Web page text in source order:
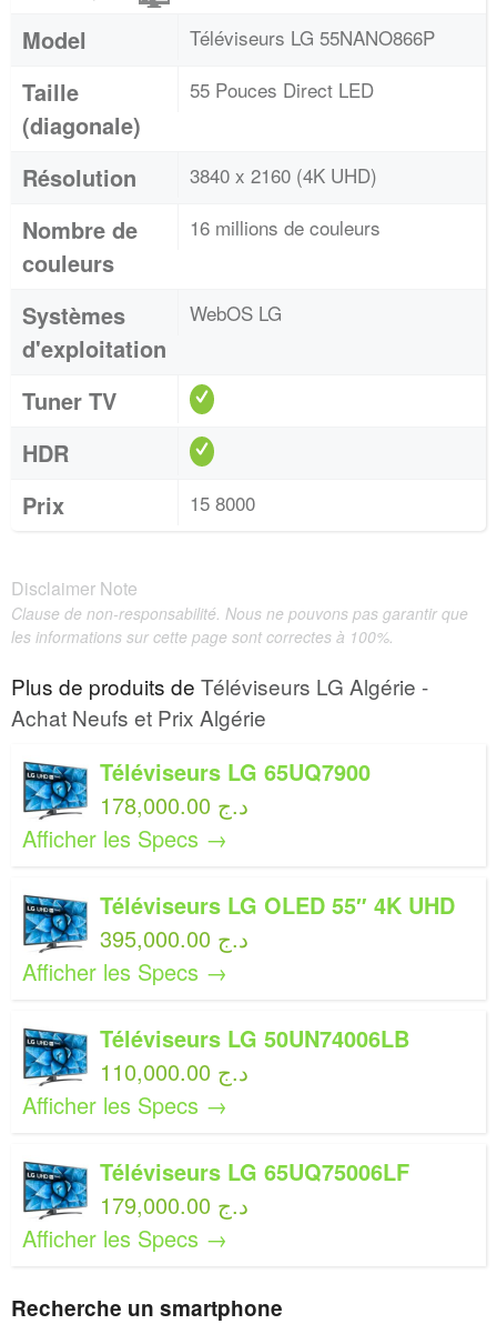
Model Téléviseurs LG 55NANO866P
Taille
(diagonale)
55 Pouces Direct LED
Résolution 3840 x 2160 (4K UHD)
Nombre de
couleurs
16 millions de couleurs
Systèmes
d'exploitation
WebOS LG
Tuner TV
HDR
Prix
15 8000
Disclaimer Note
Clause de non-responsabilité. Nous ne pouvons pas garantir que
les informations sur cette page sont correctes à 100%.
Plus de produits de Téléviseurs LG Algérie -
Achat Neufs et Prix Algérie
Téléviseurs LG 65UQ7900
178,000.00 د.ج
Afficher les Specs →
Téléviseurs LG OLED 55″ 4K UHD
395,000.00 د.ج
Afficher les Specs →
Téléviseurs LG 50UN74006LB
110,000.00 د.ج
Afficher les Specs →
Téléviseurs LG 65UQ75006LF
179,000.00 د.ج
Afficher les Specs →
Recherche un smartphone